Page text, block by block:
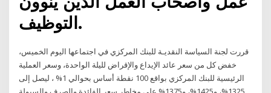
التوظيف.
قررت لجنة السياسة النقديـة للبنك المركزي في اجتماعها اليوم الخميس،
خفض كل من سعر عائد الإيداع والإقراض لليلة الواحدة، وسعر العملية
الرئيسية للبنك المركزي بواقع 100 نقطة أساس بحوالي 1% ، ليصل إلى